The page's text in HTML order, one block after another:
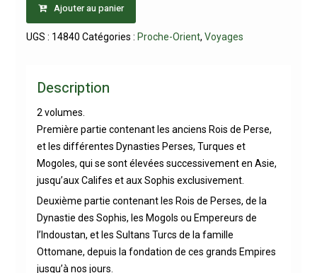
Ajouter au panier
UGS : 14840 Catégories : Proche-Orient, Voyages
Description
2 volumes.
Première partie contenant les anciens Rois de Perse,
et les différentes Dynasties Perses, Turques et
Mogoles, qui se sont élevées successivement en Asie,
jusqu’aux Califes et aux Sophis exclusivement.
Deuxième partie contenant les Rois de Perses, de la
Dynastie des Sophis, les Mogols ou Empereurs de
l’Indoustan, et les Sultans Turcs de la famille
Ottomane, depuis la fondation de ces grands Empires
jusqu’à nos jours.